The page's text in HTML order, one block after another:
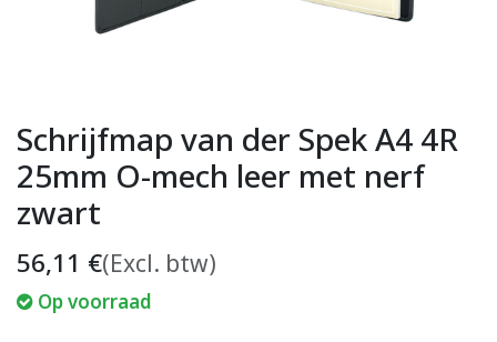
Schrijfmap van der Spek A4 4R
25mm O-mech leer met nerf
zwart
56,11 €(Excl. btw)
Op voorraad